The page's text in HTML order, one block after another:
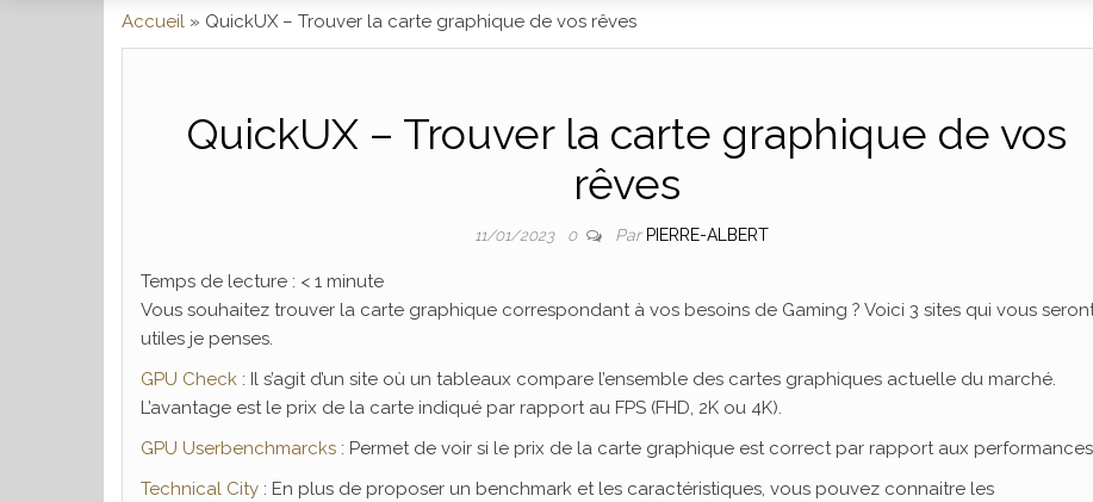
Accueil » QuickUX – Trouver la carte graphique de vos rêves
QuickUX – Trouver la carte graphique de vos
rêves
11/01/2023 0 Par PIERRE-ALBERT
Temps de lecture : < 1 minute
Vous souhaitez trouver la carte graphique correspondant à vos besoins de Gaming ? Voici 3 sites qui vous
utiles je penses.
GPU Check : Il s’agit d’un site où un tableaux compare l’ensemble des cartes graphiques actuelle du marché.
L’avantage est le prix de la carte indiqué par rapport au FPS (FHD, 2K ou 4K).
GPU Userbenchmarcks : Permet de voir si le prix de la carte graphique est correct par rapport aux
Technical City : En plus de proposer un benchmark et les caractéristiques, vous pouvez connaitre les